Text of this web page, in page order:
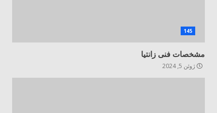
145
مشخصات فنی زانتیا
ژوئن 5, 2024